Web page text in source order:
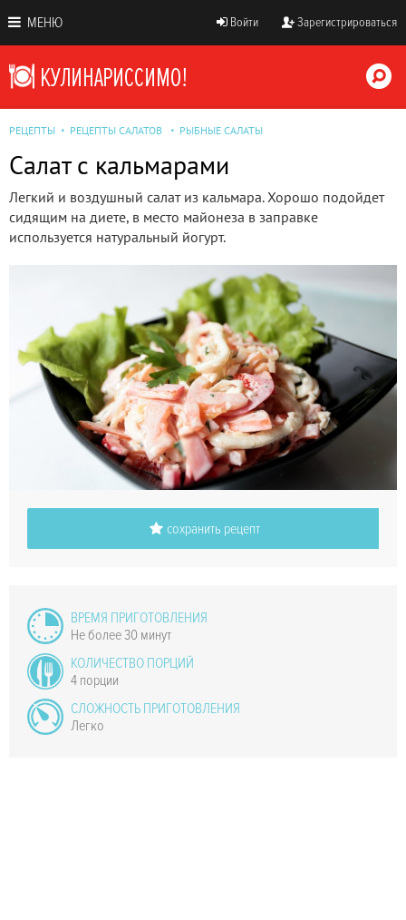
МЕНЮ Войти Зарегистрироваться
РЕЦЕПТЫ РЕЦЕПТЫ САЛАТОВ РЫБНЫЕ САЛАТЫ
Салат с кальмарами
Легкий и воздушный салат из кальмара. Хорошо подойдет
сидящим на диете, в место майонеза в заправке
используется натуральный йогурт.
сохранить рецепт
ВРЕМЯ ПРИГОТОВЛЕНИЯ
Не более 30 минут
КОЛИЧЕСТВО ПОРЦИЙ
4 порции
СЛОЖНОСТЬ ПРИГОТОВЛЕНИЯ
Легко